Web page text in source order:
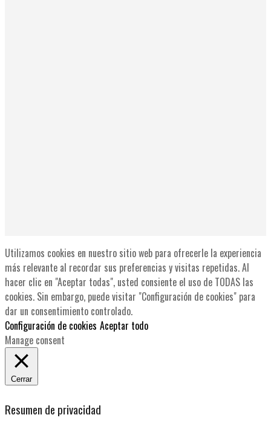
Utilizamos cookies en nuestro sitio web para ofrecerle la experiencia
más relevante al recordar sus preferencias y visitas repetidas. Al
hacer clic en "Aceptar todas", usted consiente el uso de TODAS las
cookies. Sin embargo, puede visitar "Configuración de cookies" para
dar un consentimiento controlado.
Configuración de cookies Aceptar todo
Manage consent
Cerrar
Resumen de privacidad